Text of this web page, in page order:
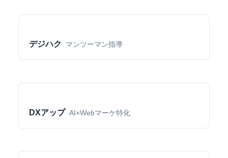
デジハク マンツーマン指導
DXアップ AI×Webマーケ特化